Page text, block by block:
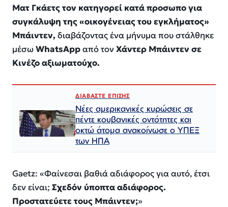
Ματ Γκάετς τον κατηγορεί κατά προσωπο για
συγκάλυψη της «οικογένειας του εγκλήματος»
Μπάιντεν, διαβάζοντας ένα μήνυμα που στάλθηκε
μέσωWhatsAppαπό τονΧάντερ Μπάιντεν σε
Κινέζο αξιωματούχο.
ΔΙΑΒΑΣΤΕ ΕΠΙΣΗΣ
Νέες αμερικανικές κυρώσεις σε
πέντε κουβανικές οντότητες και
οκτώ άτομα ανακοίνωσε ο ΥΠΕΞ
των ΗΠΑ
Gaetz: «Φαίνεσαι βαθιά αδιάφορος για αυτό, έτσι
δεν είναι; Σχεδόν ύποπτα αδιάφορος.
Προστατεύετε τους Μπάιντεν;»